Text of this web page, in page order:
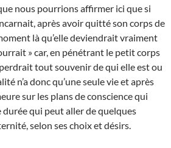
nous pourrions affirmer ici que si
après avoir quitté son corps de
là qu’elle deviendrait vraiment
» car, en pénétrant le petit corps
tout souvenir de qui elle est ou
n’a donc qu’une seule vie et après
sur les plans de conscience qui
durée qui peut aller de quelques
selon ses choix et désirs.